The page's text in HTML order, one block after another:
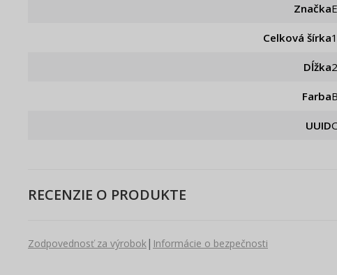
Značka
Celková šírka
Dĺžka
Farba
UUID
RECENZIE O PRODUKTE
Zodpovednosť za výrobok| Informácie o bezpečnosti